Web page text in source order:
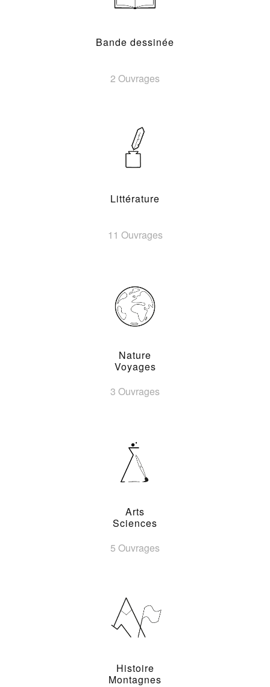
Bande dessinée
2 Ouvrages
Littérature
11 Ouvrages
Nature
Voyages
3 Ouvrages
Arts
Sciences
5 Ouvrages
Histoire
Montagnes